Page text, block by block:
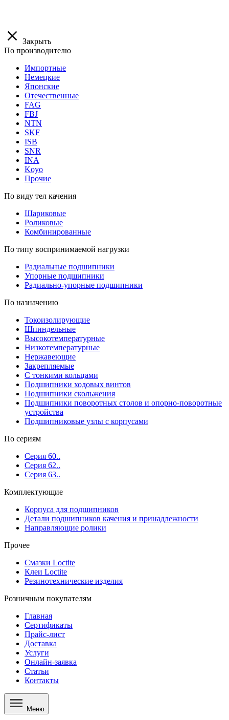
Закрыть
По производителю
Импортные
Немецкие
Японские
Отечественные
FAG
FBJ
NTN
SKF
ISB
SNR
INA
Koyo
Прочие
По виду тел качения
Шариковые
Роликовые
Комбинированные
По типу воспринимаемой нагрузки
Радиальные подшипники
Упорные подшипники
Радиально-упорные подшипники
По назначению
Токоизолирующие
Шпиндельные
Высокотемпературные
Низкотемпературные
Нержавеющие
Закрепляемые
С тонкими кольцами
Подшипники ходовых винтов
Подшипники скольжения
Подшипники поворотных столов и опорно-поворотные
устройства
Подшипниковые узлы с корпусами
По сериям
Серия 60..
Серия 62..
Серия 63..
Комплектующие
Корпуса для подшипников
Детали подшипников качения и принадлежности
Направляющие ролики
Прочее
Смазки Loctite
Клеи Loctite
Резинотехнические изделия
Розничным покупателям
Главная
Сертификаты
Прайс-лист
Доставка
Услуги
Онлайн-заявка
Статьи
Контакты
Меню